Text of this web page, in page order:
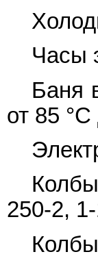
Часы
Баня
от 85
250-2,